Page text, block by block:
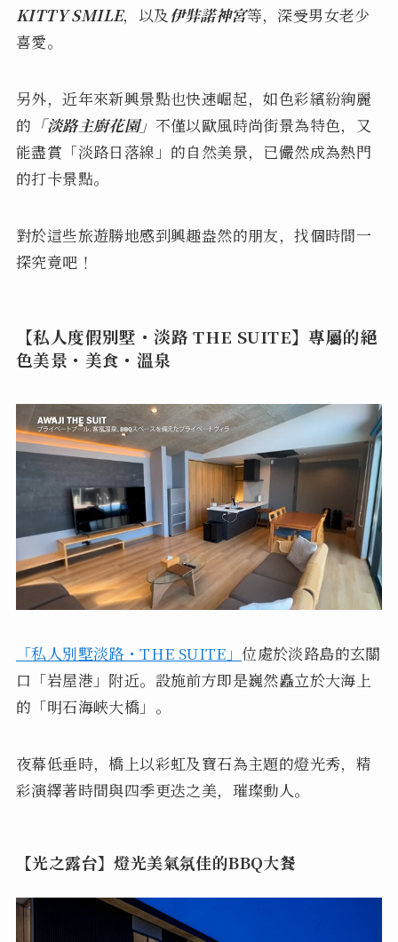
KITTY SMILE，以及伊弉諾神宮等，深受男女老少
喜愛。
另外，近年來新興景點也快速崛起，如色彩繽紛絢麗
的 「淡路主廚花園」 不僅以歐風時尚街景為特色，又
能盡賞「淡路日落線」的自然美景，已儼然成為熱門
的打卡景點。
對於這些旅遊勝地感到興趣盎然的朋友，找個時間一
探究竟吧！
【私人度假別墅・淡路 THE SUITE】專屬的絕
色美景・美食・溫泉
「私人別墅淡路・THE SUITE」位處於淡路島的玄關
口「岩屋港」附近。設施前方即是巍然矗立於大海上
的「明石海峽大橋」。
夜幕低垂時，橋上以彩虹及寶石為主題的燈光秀，精
彩演繹著時間與四季更迭之美，璀璨動人。
【光之露台】燈光美氣氛佳的BBQ大餐